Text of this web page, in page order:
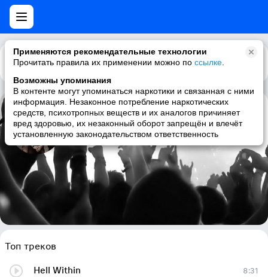
Применяются рекомендательные технологии
Прочитать правила их применении можно по ссылке
Возможны упоминания
В контенте могут упоминаться наркотики и связанная с ними
информация. Незаконное потребление наркотических
средств, психотропных веществ и их аналогов причиняет
вред здоровью, их незаконный оборот запрещён и влечёт
установленную законодательством ответственность
Каталог Рекомендации
Heathendom
Топ треков
Hell Within
8:31